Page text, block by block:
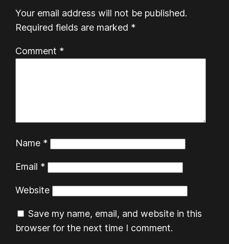
Your email address will not be published.
Required fields are marked *
Comment *
Name *
Email *
Website
Save my name, email, and website in this
browser for the next time I comment.